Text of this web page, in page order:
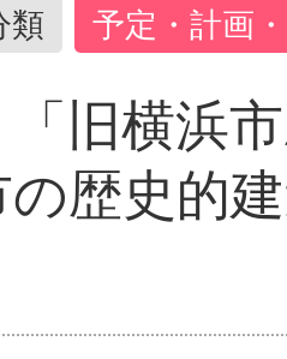
類 予定・計画
旧横浜
歴史的